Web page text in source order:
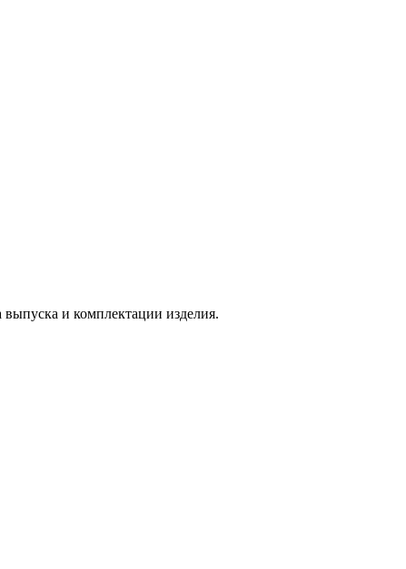
выпуска и комплектации изделия.